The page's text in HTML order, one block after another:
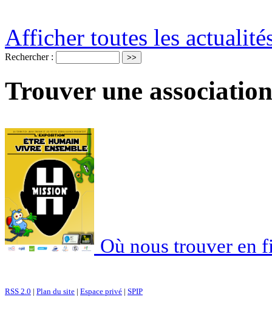
Afficher toutes les
Rechercher :
Trouver une
Où nous trouver en
RSS 2.0 | Plan du site | Espace privé | SPIP